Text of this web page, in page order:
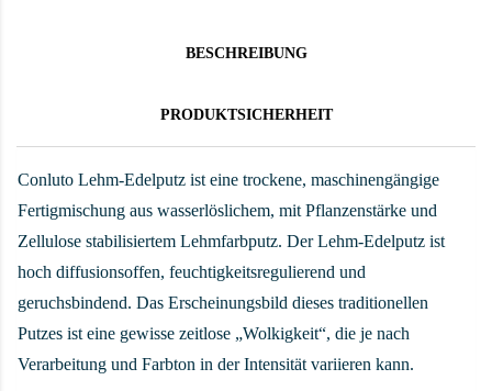
BESCHREIBUNG
PRODUKTSICHERHEIT
Conluto Lehm-Edelputz ist eine trockene, maschinengängige
Fertigmischung aus wasserlöslichem, mit Pflanzenstärke und
Zellulose stabilisiertem Lehmfarbputz. Der Lehm-Edelputz ist
hoch diffusionsoffen, feuchtigkeitsregulierend und
geruchsbindend. Das Erscheinungsbild dieses traditionellen
Putzes ist eine gewisse zeitlose „Wolkigkeit“, die je nach
Verarbeitung und Farbton in der Intensität variieren kann.